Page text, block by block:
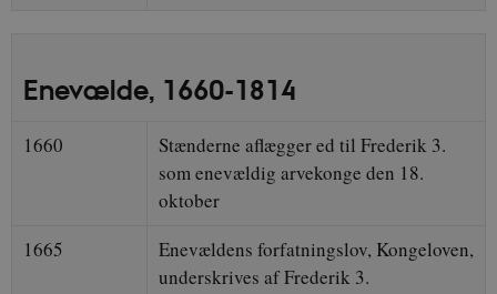
Enevælde, 1660-1814
1660
Stænderne aflægger ed til Frederik 3.
som enevældig arvekonge den 18.
oktober
1665
Enevældens forfatningslov, Kongeloven,
underskrives af Frederik 3.